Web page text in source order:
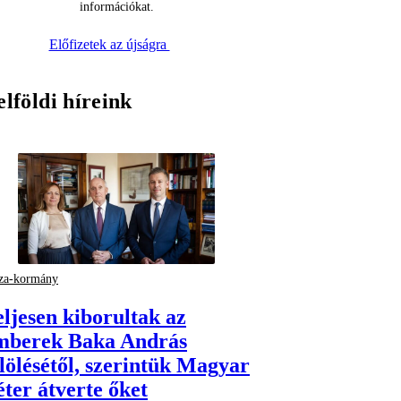
információkat.
Előfizetek az újságra
híreink
kormány
kiborultak az
Baka András
szerintük Magyar
átverte őket